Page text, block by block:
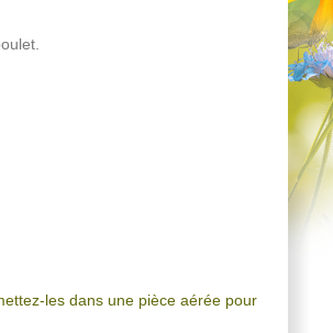
les dans une pièce aérée pour